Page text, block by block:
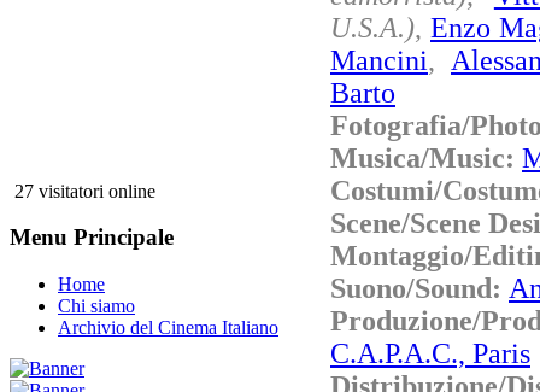
27 visitatori online
Menu Principale
Home
Chi siamo
Archivio del Cinema Italiano
U.S.A.), Enzo
Mancini,
Barto
Fotografia/
Musica/Music:
Costumi/
Scene/Scene
Montaggio/
Suono/Sound:
Produzione/
C.A.P.A.C., Paris
Distribuzione/